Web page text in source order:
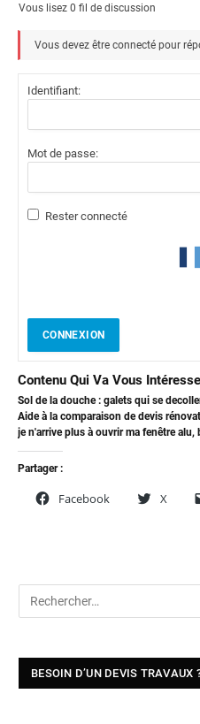
Vous lisez 0 fil de discussion
Vous devez être connecté pour
Identifiant:
Mot de passe:
Rester connecté
CONNEXION
Contenu Qui Va Vous
Sol de la douche : galets qui se
Aide à la comparaison de devis
je n'arrive plus à ouvrir ma fenêtre
Partager :
Facebook X
BESOIN D’UN DEVIS TRAVAUX